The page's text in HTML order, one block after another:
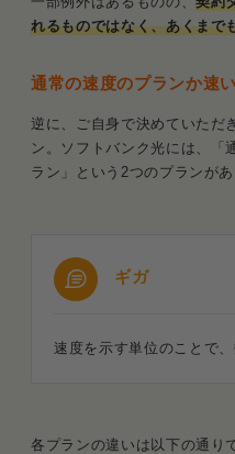
れるものではなく、あくまで
通常の速度のプランか速
逆に、ご自身で決めていただ
ン。ソフトバンク光には、「
ラン」という2つのプランがあ
ギガ
速度を示す単位のことで
各プランの違いは以下の通り